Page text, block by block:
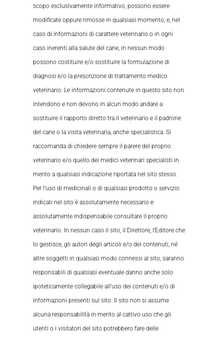
scopo esclusivamente informativo, possono essere
modificate oppure rimosse in qualsiasi momento, e, nel
caso di informazioni di carattere veterinario o in ogni
caso inerenti alla salute del cane, in nessun modo
possono costituire e/o sostituire la formulazione di
diagnosi e/o la prescrizione di trattamento medico
veterinario. Le informazioni contenute in questo sito non
intendono e non devono in alcun modo andare a
sostituire il rapporto diretto tra il veterinario e il padrone
del cane o la visita veterinaria, anche specialistica. Si
raccomanda di chiedere sempre il parere del proprio
veterinario e/o quello dei medici veterinari specialisti in
merito a qualsiasi indicazione riportata nel sito stesso.
Per l’uso di medicinali o di qualsiasi prodotto o servizio
indicati nel sito è assolutamente necessario e
assolutamente indispensabile consultare il proprio
veterinario. In nessun caso il sito, il Direttore, l’Editore che
lo gestisce, gli autori degli articoli e/o dei contenuti, né
altre soggetti in qualsiasi modo connessi al sito, saranno
responsabili di qualsiasi eventuale danno anche solo
ipoteticamente collegabile all’uso dei contenuti e/o di
informazioni presenti sul sito. Il sito non si assume
alcuna responsabilità in merito al cattivo uso che gli
utenti o i visitatori del sito potrebbero fare delle